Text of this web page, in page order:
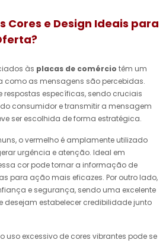
Cores e Design Ideais para
às placas de comércio têm um
as mensagens são percebidas.
respostas específicas, sendo cruciais
consumidor e transmitir a mensagem
ser escolhida de forma estratégica.
o vermelho é amplamente utilizado
urgência e atenção. Ideal em
cor pode tornar a informação de
para ação mais eficazes. Por outro lado,
e segurança, sendo uma excelente
estabelecer credibilidade junto
uso excessivo de cores vibrantes pode se